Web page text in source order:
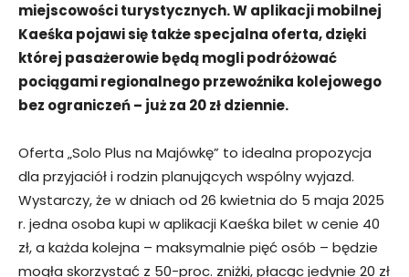
miejscowości turystycznych. W aplikacji mobilnej
Kaeśka pojawi się także specjalna oferta, dzięki
której pasażerowie będą mogli podróżować
pociągami regionalnego przewoźnika kolejowego
bez ograniczeń – już za 20 zł dziennie.
Oferta „Solo Plus na Majówkę” to idealna propozycja
dla przyjaciół i rodzin planujących wspólny wyjazd.
Wystarczy, że w dniach od 26 kwietnia do 5 maja 2025
r. jedna osoba kupi w aplikacji Kaeśka bilet w cenie 40
zł, a każda kolejna – maksymalnie pięć osób – będzie
mogła skorzystać z 50-proc. zniżki, płacąc jedynie 20 zł